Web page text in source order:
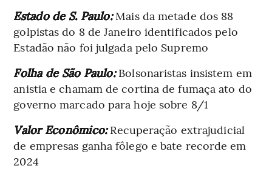
Estado de S. Paulo:Mais da metade dos 88
golpistas do 8 de Janeiro identificados pelo
Estadão não foi julgada pelo Supremo
Folha de São Paulo:Bolsonaristas insistem em
anistia e chamam de cortina de fumaça ato do
governo marcado para hoje sobre 8/1
Valor Econômico:Recuperação extrajudicial
de empresas ganha fôlego e bate recorde em
2024